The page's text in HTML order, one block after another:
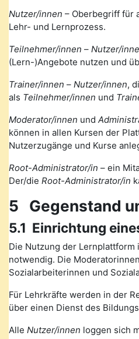
Nutzer/innen – Oberbegriff für
Lehr- und Lernprozess.
Teilnehmer/innen – Nutzer/
(Lern-)Angebote nutzen und
Trainer/innen – Nutzer/innen,
als Teilnehmer/innen und
Moderator/innen und
können in allen Kursen der
Nutzerzugänge und Kurse
Root-Administrator/in – ein
Der/die Root-Administrator/in
5 Gegenstand
5.1 Einrichtung
Die Nutzung der
notwendig. Die
Sozialarbeiterinnen und
Für Lehrkräfte werden in der
über einen Dienst des
Alle Nutzer/innen loggen sich